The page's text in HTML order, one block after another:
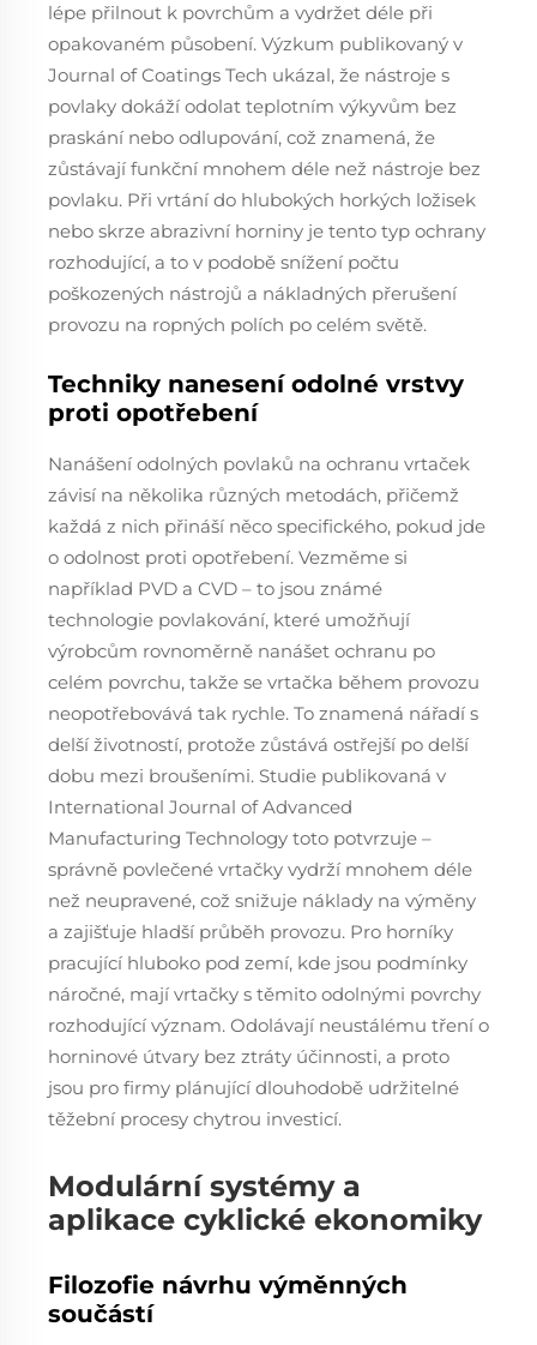
lépe přilnout k povrchům a vydržet déle při
opakovaném působení. Výzkum publikovaný v
Journal of Coatings Tech ukázal, že nástroje s
povlaky dokáží odolat teplotním výkyvům bez
praskání nebo odlupování, což znamená, že
zůstávají funkční mnohem déle než nástroje bez
povlaku. Při vrtání do hlubokých horkých ložisek
nebo skrze abrazivní horniny je tento typ ochrany
rozhodující, a to v podobě snížení počtu
poškozených nástrojů a nákladných přerušení
provozu na ropných polích po celém světě.
Techniky nanesení odolné vrstvy
proti opotřebení
Nanášení odolných povlaků na ochranu vrtaček
závisí na několika různých metodách, přičemž
každá z nich přináší něco specifického, pokud jde
o odolnost proti opotřebení. Vezměme si
například PVD a CVD – to jsou známé
technologie povlakování, které umožňují
výrobcům rovnoměrně nanášet ochranu po
celém povrchu, takže se vrtačka během provozu
neopotřebovává tak rychle. To znamená nářadí s
delší životností, protože zůstává ostřejší po delší
dobu mezi broušeními. Studie publikovaná v
International Journal of Advanced
Manufacturing Technology toto potvrzuje –
správně povlečené vrtačky vydrží mnohem déle
než neupravené, což snižuje náklady na výměny
a zajišťuje hladší průběh provozu. Pro horníky
pracující hluboko pod zemí, kde jsou podmínky
náročné, mají vrtačky s těmito odolnými povrchy
rozhodující význam. Odolávají neustálému tření o
horninové útvary bez ztráty účinnosti, a proto
jsou pro firmy plánující dlouhodobě udržitelné
těžební procesy chytrou investicí.
Modulární systémy a
aplikace cyklické ekonomiky
Filozofie návrhu výměnných
součástí